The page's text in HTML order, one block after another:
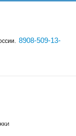
8908-509-13-